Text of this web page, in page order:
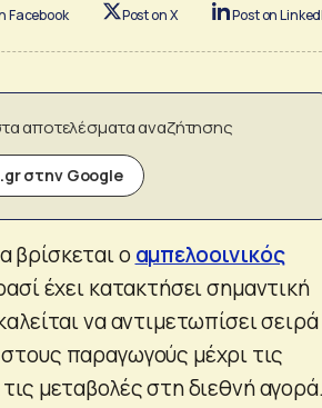
Facebook Post on X Post on
αποτελέσματα αναζήτησης
στην Google
βρίσκεται οαμπελοοινικός
έχει κατακτήσει σημαντική
να αντιμετωπίσει σειρά
παραγωγούς μέχρι τις
μεταβολές στη διεθνή αγορά.